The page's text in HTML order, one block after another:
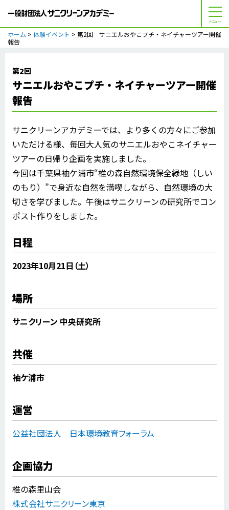
メニュー
ホーム > 体験イベント > 第2回 サニエルおやこプチ・ネイチャーツアー開催
報告
第2回
サニエルおやこプチ・ネイチャーツアー開催
報告
サニクリーンアカデミーでは、より多くの方々にご参加
いただける様、毎回大人気のサニエルおやこネイチャー
ツアーの日帰り企画を実施しました。
今回は千葉県袖ケ浦市“椎の森自然環境保全緑地（しい
のもり）”で身近な自然を満喫しながら、自然環境の大
切さを学びました。午後はサニクリーンの研究所でコン
ポスト作りをしました。
日程
2023年10月21日（土）
場所
サニクリーン 中央研究所
共催
袖ケ浦市
運営
公益社団法人 日本環境教育フォーラム
企画協力
椎の森里山会
株式会社サニクリーン東京